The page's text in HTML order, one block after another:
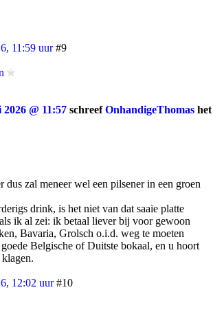
11:59 uur #9
2026 @ 11:57 schreefOnhandigeThomas het
dus zal meneer wel een pilsener in een groen
drink, is het niet van dat saaie platte
ik al zei: ik betaal liever bij voor gewoon
Bavaria, Grolsch o.i.d. weg te moeten
Belgische of Duitste bokaal, en u hoort
12:02 uur #10